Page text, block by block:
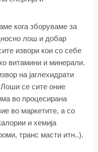
кога зборуваме за
лош и добар
извори кои со себе
витамини и минерали.
на јаглехидрати
се сите оние
во процесирана
во маркетите, а со
и хемија
транс масти итн..).